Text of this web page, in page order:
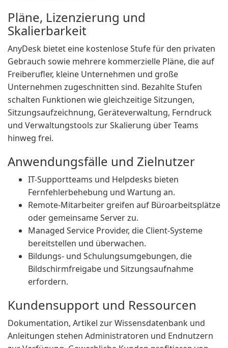
Pläne, Lizenzierung und
Skalierbarkeit
AnyDesk bietet eine kostenlose Stufe für den privaten
Gebrauch sowie mehrere kommerzielle Pläne, die auf
Freiberufler, kleine Unternehmen und große
Unternehmen zugeschnitten sind. Bezahlte Stufen
schalten Funktionen wie gleichzeitige Sitzungen,
Sitzungsaufzeichnung, Geräteverwaltung, Ferndruck
und Verwaltungstools zur Skalierung über Teams
hinweg frei.
Anwendungsfälle und Zielnutzer
IT-Supportteams und Helpdesks bieten
Fernfehlerbehebung und Wartung an.
Remote-Mitarbeiter greifen auf Büroarbeitsplätze
oder gemeinsame Server zu.
Managed Service Provider, die Client-Systeme
bereitstellen und überwachen.
Bildungs- und Schulungsumgebungen, die
Bildschirmfreigabe und Sitzungsaufnahme
erfordern.
Kundensupport und Ressourcen
Dokumentation, Artikel zur Wissensdatenbank und
Anleitungen stehen Administratoren und Endnutzern